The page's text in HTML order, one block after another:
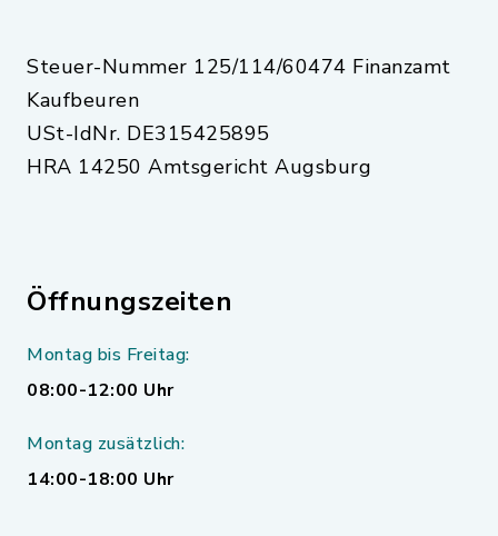
Steuer-Nummer 125/114/60474 Finanzamt
Kaufbeuren
USt-IdNr. DE315425895
HRA 14250 Amtsgericht Augsburg
Öffnungszeiten
Montag bis Freitag:
08:00-12:00 Uhr
Montag zusätzlich:
14:00-18:00 Uhr